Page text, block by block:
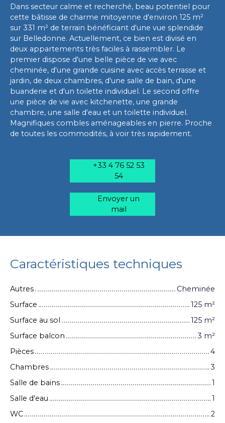
Dans secteur calme et recherché, beau potentiel pour
cette bâtisse de charme mitoyenne d'environ 125 m²
sur 331 m² de terrain bénéficiant d'une vue splendide
sur Belledonne. Actuellement, ce bien est divisé en
deux appartements très faciles à rassembler. Le
premier dispose d'une belle pièce de vie avec
cheminée, d'une grande cuisine avec accès terrasse et
jardin, de deux chambres, d'une salle de bain, d'une
buanderie et d'un toilette individuel. Le second offre
une pièce de vie avec kitchenette, une grande
chambre, une salle d'eau et un toilette individuel.
Magnifiques combles aménageables en pierre. Proche
de toutes les commodités, à voir très rapidement.
+33 4 76 52 53
54
Envoyer un
mail
Caractéristiques techniques
Autres
Cheminée
Surface
125 m²
Surface au sol
125 m²
Surface balcon
3 m²
Pièces
4
Chambres
3
Salle de bains
1
Salle d'eau
1
WC
2